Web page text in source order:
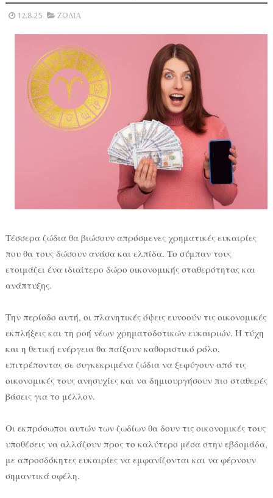
12.8.25 ΖΩΔΙΑ
Τέσσερα ζώδια θα βιώσουν απρόσμενες χρηματικές ευκαιρίες
που θα τους δώσουν ανάσα και ελπίδα. Το σύμπαν τους
ετοιμάζει ένα ιδιαίτερο δώρο οικονομικής σταθερότητας και
ανάπτυξης.
Την περίοδο αυτή, οι πλανητικές όψεις ευνοούν τις οικονομικές
εκπλήξεις και τη ροή νέων χρηματοδοτικών ευκαιριών. Η τύχη
και η θετική ενέργεια θα παίξουν καθοριστικό ρόλο,
επιτρέποντας σε συγκεκριμένα ζώδια να ξεφύγουν από τις
οικονομικές τους ανησυχίες και να δημιουργήσουν πιο σταθερές
βάσεις για το μέλλον.
Οι εκπρόσωποι αυτών των ζωδίων θα δουν τις οικονομικές τους
υποθέσεις να αλλάζουν προς το καλύτερο μέσα στην εβδομάδα,
με απροσδόκητες ευκαιρίες να εμφανίζονται και να φέρνουν
σημαντικά οφέλη.